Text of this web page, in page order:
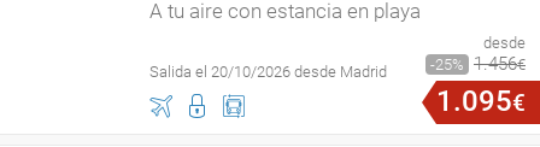
A tu aire con estancia en playa
Salida el 20/10/2026 desde Madrid
desde
25
1.456€
1 .095€